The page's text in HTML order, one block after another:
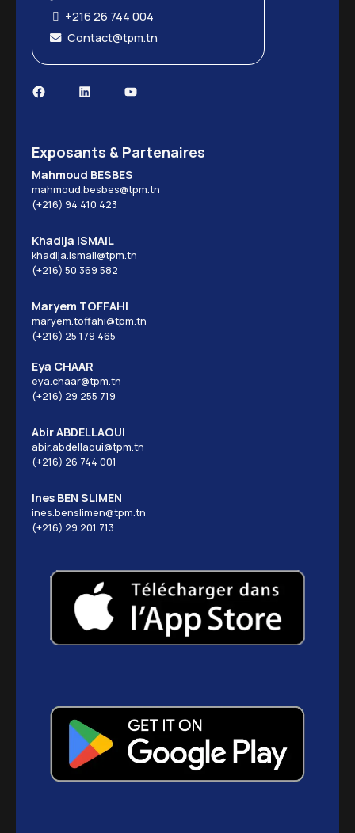
+216 26 744 004
Contact@tpm.tn
FacebookLinkedInYouTube
Exposants & Partenaires
Mahmoud BESBES
mahmoud.besbes@tpm.tn
(+216) 94 410 423
Khadija ISMAIL
khadija.ismail@tpm.tn
(+216) 50 369 582
Maryem TOFFAHI
maryem.toffahi@tpm.tn
(+216) 25 179 465
Eya CHAAR
eya.chaar@tpm.tn
(+216) 29 255 719
Abir ABDELLAOUI
abir.abdellaoui@tpm.tn
(+216) 26 744 001
Ines BEN SLIMEN
ines.benslimen@tpm.tn
(+216) 29 201 713